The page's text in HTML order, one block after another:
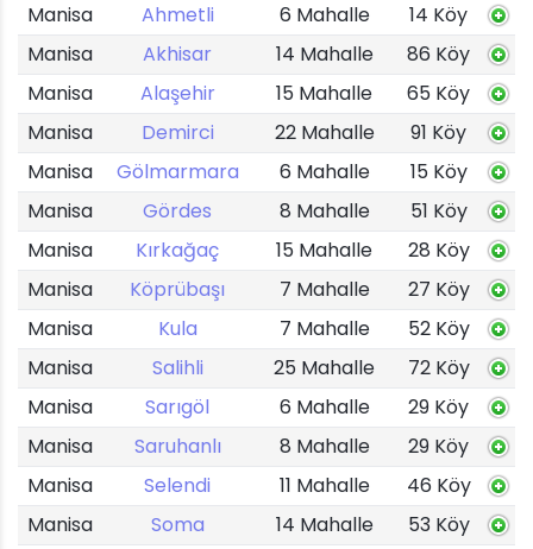
Manisa
Ahmetli 6 Mahalle
14 Köy
Manisa
Akhisar 14 Mahalle
86 Köy
Manisa
Alaşehir 15 Mahalle
65 Köy
Manisa
Demirci 22 Mahalle
91 Köy
Manisa
Gölmarmara 6 Mahalle
15 Köy
Manisa
Gördes 8 Mahalle
51 Köy
Manisa
Kırkağaç 15 Mahalle
28 Köy
Manisa
Köprübaşı 7 Mahalle
27 Köy
Manisa
Kula 7 Mahalle
52 Köy
Manisa
Salihli 25 Mahalle
72 Köy
Manisa
Sarıgöl 6 Mahalle
29 Köy
Manisa
Saruhanlı 8 Mahalle
29 Köy
Manisa
Selendi 11 Mahalle
46 Köy
Manisa
Soma 14 Mahalle
53 Köy